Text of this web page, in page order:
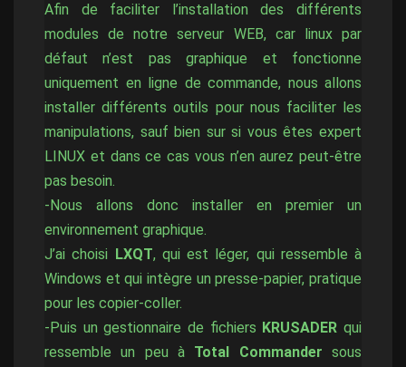
Afin de faciliter l’installation des différents
modules de notre serveur WEB, car linux par
défaut n’est pas graphique et fonctionne
uniquement en ligne de commande, nous allons
installer différents outils pour nous faciliter les
manipulations, sauf bien sur si vous êtes expert
LINUX et dans ce cas vous n’en aurez peut-être
pas besoin.
-Nous allons donc installer en premier un
environnement graphique.
J’ai choisi LXQT, qui est léger, qui ressemble à
Windows et qui intègre un presse-papier, pratique
pour les copier-coller.
-Puis un gestionnaire de fichiers KRUSADER qui
ressemble un peu à Total Commander sous